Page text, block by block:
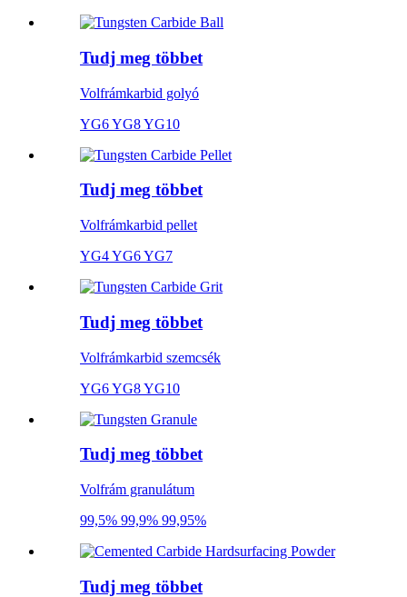
Tudj meg többet
Volfrámkarbid golyó
YG6 YG8 YG10
Tudj meg többet
Volfrámkarbid pellet
YG4 YG6 YG7
Tudj meg többet
Volfrámkarbid szemcsék
YG6 YG8 YG10
Tudj meg többet
Volfrám granulátum
99,5% 99,9% 99,95%
Tudj meg többet